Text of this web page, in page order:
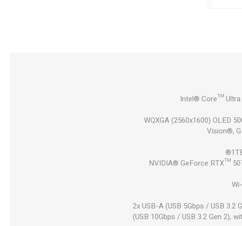
לסל
Intel® Core™ Ultra
16" WQXGA (2560x1600)
Vision®,
NVIDIA® GeForce RTX™
2x USB-A (USB 5Gbps / USB 3.2
(USB 10Gbps / USB 3.2 Gen 2),